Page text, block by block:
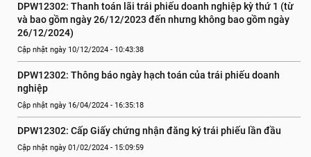
DPW12302: Thanh toán lãi trái phiếu doanh nghiệp kỳ thứ 1 (từ
và bao gồm ngày 26/12/2023 đến nhưng không bao gồm ngày
26/12/2024)
Cập nhật ngày 10/12/2024 - 10:43:38
DPW12302: Thông báo ngày hạch toán của trái phiếu doanh
nghiệp
Cập nhật ngày 16/04/2024 - 16:35:18
DPW12302: Cấp Giấy chứng nhận đăng ký trái phiếu lần đầu
Cập nhật ngày 01/02/2024 - 15:09:59